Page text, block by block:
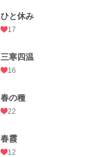
ひと休み
17
三寒四温
16
春の種
22
春霞
12